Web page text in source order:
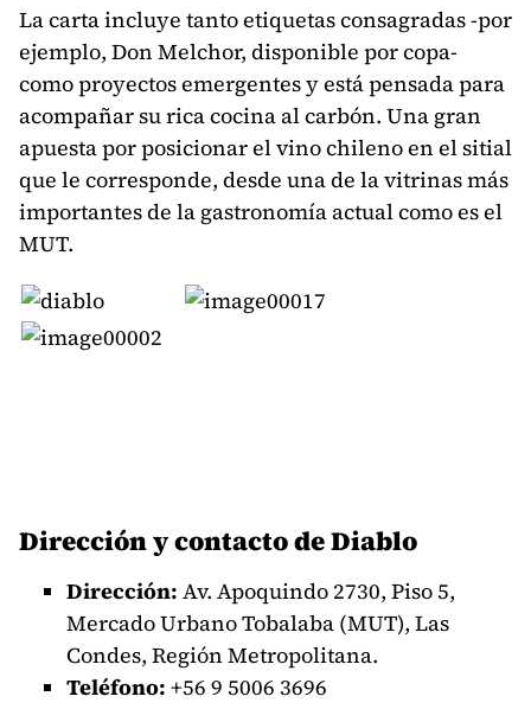
La carta incluye tanto etiquetas consagradas -por
ejemplo, Don Melchor, disponible por copa-
como proyectos emergentes y está pensada para
acompañar su rica cocina al carbón. Una gran
apuesta por posicionar el vino chileno en el sitial
que le corresponde, desde una de la vitrinas más
importantes de la gastronomía actual como es el
MUT.
Dirección y contacto de Diablo
Dirección: Av. Apoquindo 2730, Piso 5,
Mercado Urbano Tobalaba (MUT), Las
Condes, Región Metropolitana.
Teléfono: +56 9 5006 3696